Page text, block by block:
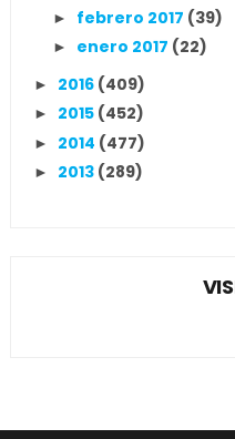
► febrero 2017 (39)
► enero 2017 (22)
► 2016 (409)
► 2015 (452)
► 2014 (477)
► 2013 (289)